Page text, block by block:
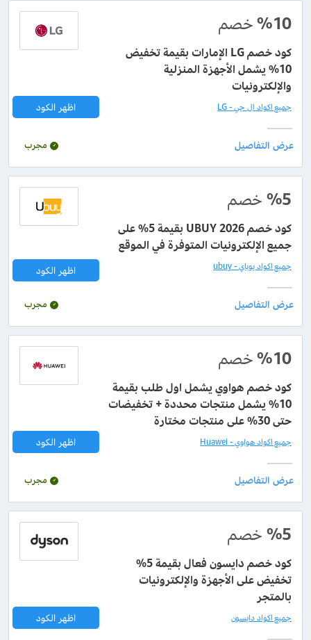
%10خصم
كود خصم LG الإمارات بقيمة تخفيض
10% يشمل الأجهزة المنزلية
والإلكترونيات
اظهر الكود جميع اكواد ال جي - LG
مجرب
%5خصم
كود خصم UBUY 2026 بقيمة 5% على
جميع الإلكترونيات المتوفرة في الموقع
اظهر الكود جميع اكواد يوباي - ubuy
مجرب
%10خصم
كود خصم هواوي يشمل اول طلب بقيمة
10% يشمل منتجات محددة + تخفيضات
حتى 30% على منتجات مختارة
اظهر الكود جميع اكواد هواوي - Huawei
مجرب
%5خصم
كود خصم دايسون فعال بقيمة 5%
تخفيض على الأجهزة والإلكترونيات
بالمتجر
اظهر الكود جميع اكواد دايسون